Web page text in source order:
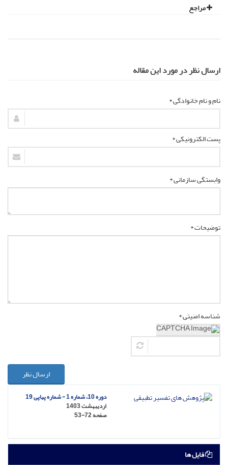
مراجع
ارسال نظر در مورد این مقاله
نام و نام خانوادگی *
پست الکترونیکی *
وابستگی سازمانی *
توضیحات *
شناسه امنیتی *
ارسال نظر
دوره 10، شماره 1 - شماره پیاپی 19
اردیبهشت 1403
صفحه53-72
فایل ها